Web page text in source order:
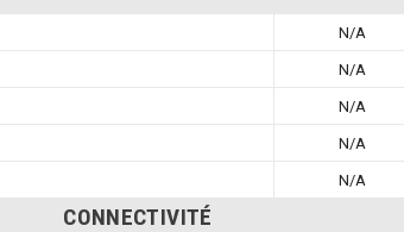
N/A
N/A
N/A
N/A
N/A
CONNECTIVITÉ